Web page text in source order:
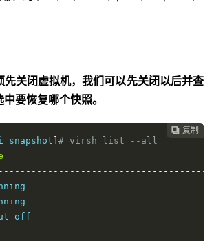
先关闭虚拟机，我们可以先关闭以后并查
要恢复哪个快照。
 复制
snapshot # virsh list --all
off